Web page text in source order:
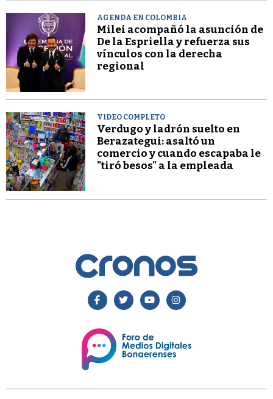
AGENDA EN COLOMBIA
Milei acompañó la asunción de
De la Espriella y refuerza sus
vínculos con la derecha
regional
VIDEO COMPLETO
Verdugo y ladrón suelto en
Berazategui: asaltó un
comercio y cuando escapaba le
"tiró besos" a la empleada